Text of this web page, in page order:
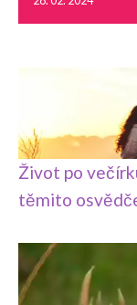
Život po
těmito